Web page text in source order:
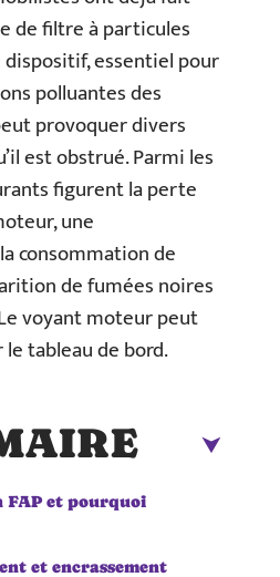
de filtre à particules
dispositif, essentiel pour
polluantes des
provoquer divers
est obstrué. Parmi les
figurent la perte
une
consommation de
de fumées noires
voyant moteur peut
le tableau de bord.
FAP et pourquoi
et encrassement